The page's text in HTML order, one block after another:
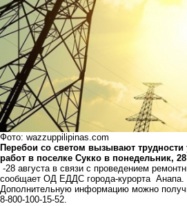
Фото: wazzuppilipinas.com
Перебои со светом вызывают
работ в поселке Сукко в понедельник,
-28 августа в связи с проведением
сообщает ОД ЕДДС города-курорта Анапа.
Дополнительную информацию можно
8-800-100-15-52.